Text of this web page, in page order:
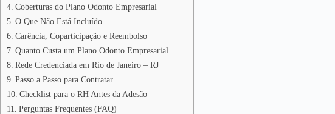
Coberturas do Plano Odonto Empresarial
O Que Não Está Incluído
Carência, Coparticipação e Reembolso
Quanto Custa um Plano Odonto Empresarial
Rede Credenciada em Rio de Janeiro – RJ
Passo a Passo para Contratar
Checklist para o RH Antes da Adesão
Perguntas Frequentes (FAQ)